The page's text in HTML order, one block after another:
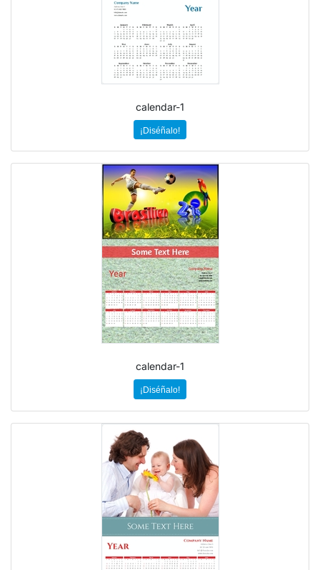
calendar-1
¡Diséñalo!
calendar-1
¡Diséñalo!